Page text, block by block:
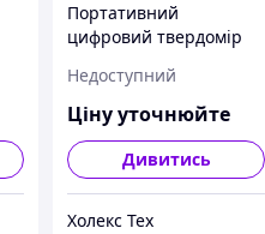
Портативний
цифровий твердомір
SHORE, AFFRI
Недоступний
Ціну уточнюйте
Дивитись
Холекс Тех